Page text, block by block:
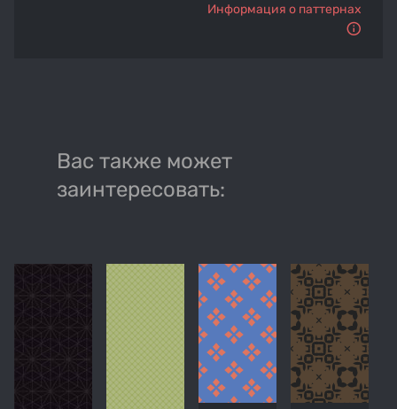
Информация о паттернах
Вас также может
заинтересовать: